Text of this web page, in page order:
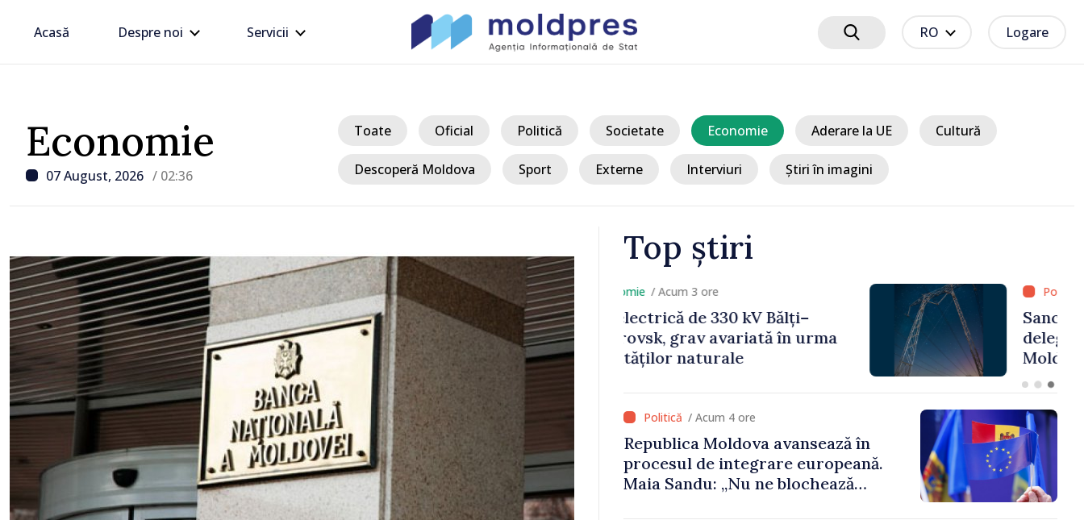
Acasă Despre noi Servicii RO Logare
Economie
07 August, 2026 / 02:36
Toate Oficial Politică Societate Economie Aderare la UE Cultură
Descoperă Moldova Sport Externe Interviuri Știri în imagini
Top știri
/ Acum 3 ore
Linia electrică de 330 kV Bălți–
Dnestrovsk, grav avariată în urma
calamităților naturale
/ Acum 3 ore
Sancțiuni disciplinare după vizita
delegației talibanilor în Republica
Moldova. Maia Sandu: „Este rușinos
/ Acum 4 ore
Republica Moldova avansează în
procesul de integrare europeană.
Maia Sandu: „Nu ne blochează